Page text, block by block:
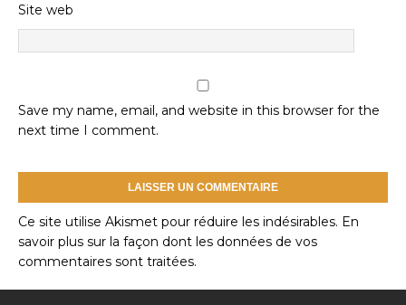
Site web
Save my name, email, and website in this browser for the
next time I comment.
Ce site utilise Akismet pour réduire les indésirables. En
savoir plus sur la façon dont les données de vos
commentaires sont traitées.